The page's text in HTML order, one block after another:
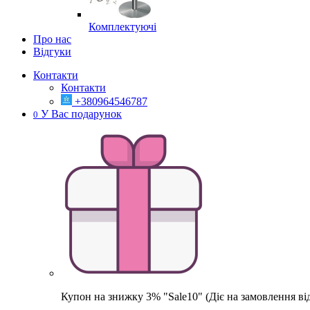
Комплектуючі
Про нас
Відгуки
Контакти
Контакти
+380964546787
0 У Вас подарунок
Купон на знижку 3% "Sale10" (Діє на замовлення